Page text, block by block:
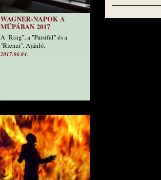
WAGNER-NAPOK A
MÜPÁBAN 2017
A "Ring", a "Parsifal" és a
"Rienzi". Ajánló.
2017.06.04.